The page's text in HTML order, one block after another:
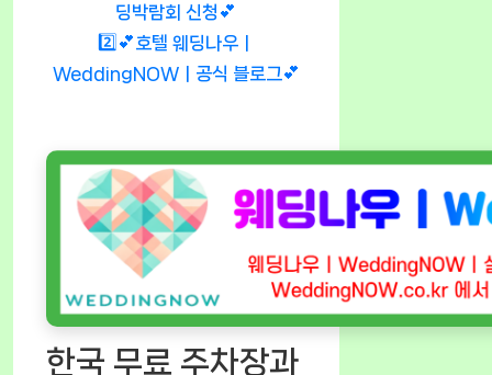
딩박람회 신청💕
2️⃣💕호텔 웨딩나우ㅣ
WeddingNOWㅣ공식 블로그💕
한국 무료 주차장과